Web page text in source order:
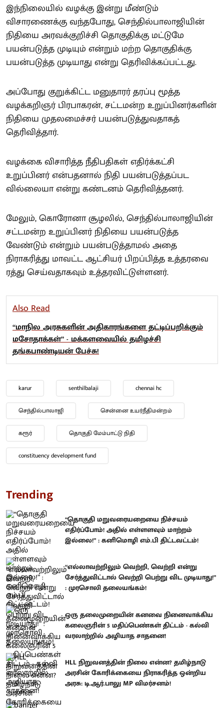
இந்நிலையில் வழக்கு இன்று மீண்டும்
விசாரணைக்கு வந்தபோது, செந்தில்பாலாஜியின்
நிதியை அரவக்குறிச்சி தொகுதிக்கு மட்டுமே
பயன்படுத்த முடியும் என்றும் மற்ற தொகுதிக்கு
பயன்படுத்த முடியாது என்று தெரிவிக்கப்பட்டது.
அப்போது குறுக்கிட்ட மனுதாரர் தரப்பு மூத்த
வழக்கறிஞர் பிரபாகரன், சட்டமன்ற உறுப்பினர்களின்
நிதியை முதலமைச்சர் பயன்படுத்துவதாகத்
தெரிவித்தார்.
வழக்கை விசாரித்த நீதிபதிகள் எதிர்க்கட்சி
உறுப்பினர் என்பதனால் நிதி பயன்படுத்தப்பட
வில்லையா என்று கண்டனம் தெரிவித்தனர்.
மேலும், கொரோனா சூழலில், செந்தில்பாலாஜியின்
சட்டமன்ற உறுப்பினர் நிதியை பயன்படுத்த
வேண்டும் என்றும் பயன்படுத்தாமல் அதை
நிராகரித்து மாவட்ட ஆட்சியர் பிறப்பித்த உத்தரவை
ரத்து செய்வதாகவும் உத்தரவிட்டுள்ளனர்.
Also Read
“மாநில அரசுகளின் அதிகாரங்களை தட்டிப்பறிக்கும்
மசோதாக்கள்” - மக்களவையில் தமிழச்சி
தங்கபாண்டியன் பேச்சு!
karur senthilbalaji chennai hc
செந்தில்பாலாஜி சென்னை உயர்நீதிமன்றம்
கரூர் தொகுதி மேம்பாட்டு நிதி
constituency development fund
Trending
“தொகுதி மறுவரையறையை நிச்சயம்
எதிர்ப்போம்! அதில் எள்ளளவும் மாற்றம்
இல்லை!” : கனிமொழி எம்.பி திட்டவட்டம்!
“எல்லாவற்றிலும் வெற்றி, வெற்றி என்று
சேர்த்துவிட்டால் வெற்றி பெற்று விட முடியாது!”
: முரசொலி தலையங்கம்!
ஒரு தலைமுறையின் கனவை நினைவாக்கிய
கலைஞரின் 5 மதிப்பெண்கள் திட்டம் - கல்வி
வரலாற்றில் அழியாத சாதனை!
HLL நிறுவனத்தின் நிலை என்ன? தமிழ்நாடு
அரசின் கோரிக்கையை நிராகரித்த ஒன்றிய
அரசு: டி.ஆர்.பாலு MP விமர்சனம்!